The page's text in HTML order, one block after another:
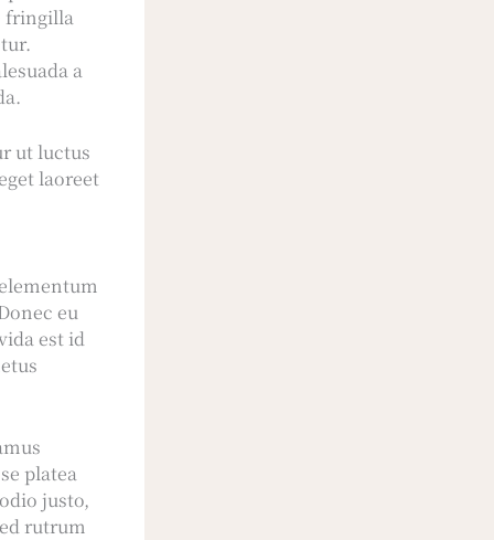
fringilla
a
ut luctus
laoreet
eu
est id
platea
justo,
rutrum